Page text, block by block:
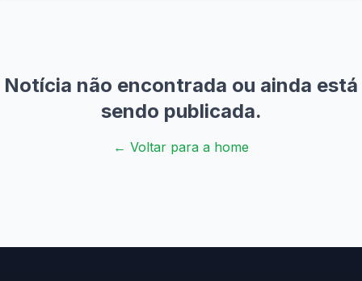
Notícia não encontrada ou ainda está
sendo publicada.
← Voltar para a home